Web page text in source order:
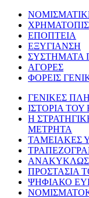
ΕΠΟΠΤΕΙΑ
ΕΞΥΓΙΑΝΣΗ
ΣΥΣΤΗΜΑΤΑ
ΑΓΟΡΕΣ
ΦΟΡΕΙΣ
ΓΕΝΙΚΕΣ
ΙΣΤΟΡΙΑ ΤΟΥ
Η
ΜΕΤΡΗΤΑ
ΤΑΜΕΙΑΚΕΣ
ΠΡΟΣΤΑΣΙΑ
ΨΗΦΙΑΚΟ